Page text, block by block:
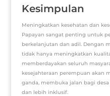
Kesimpulan
Meningkatkan kesehatan dan
Papayan sangat penting untuk
berkelanjutan dan adil. Dengan
tidak hanya meningkatkan
memberdayakan seluruh
kesejahteraan perempuan akan
ganda, membuka jalan bagi
dan lebih inklusif.